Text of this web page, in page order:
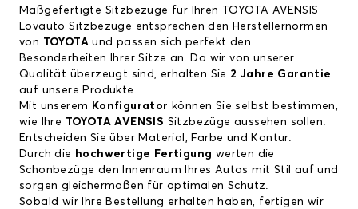
Maßgefertigte Sitzbezüge für Ihren TOYOTA AVENSIS
Lovauto Sitzbezüge entsprechen den Herstellernormen
von TOYOTA und passen sich perfekt den
Besonderheiten Ihrer Sitze an. Da wir von unserer
Qualität überzeugt sind, erhalten Sie 2 Jahre Garantie
auf unsere Produkte.
Mit unserem Konfigurator können Sie selbst bestimmen,
wie Ihre TOYOTA AVENSIS Sitzbezüge aussehen sollen.
Entscheiden Sie über Material, Farbe und Kontur.
Durch die hochwertige Fertigung werten die
Schonbezüge den Innenraum Ihres Autos mit Stil auf und
sorgen gleichermaßen für optimalen Schutz.
Sobald wir Ihre Bestellung erhalten haben, fertigen wir